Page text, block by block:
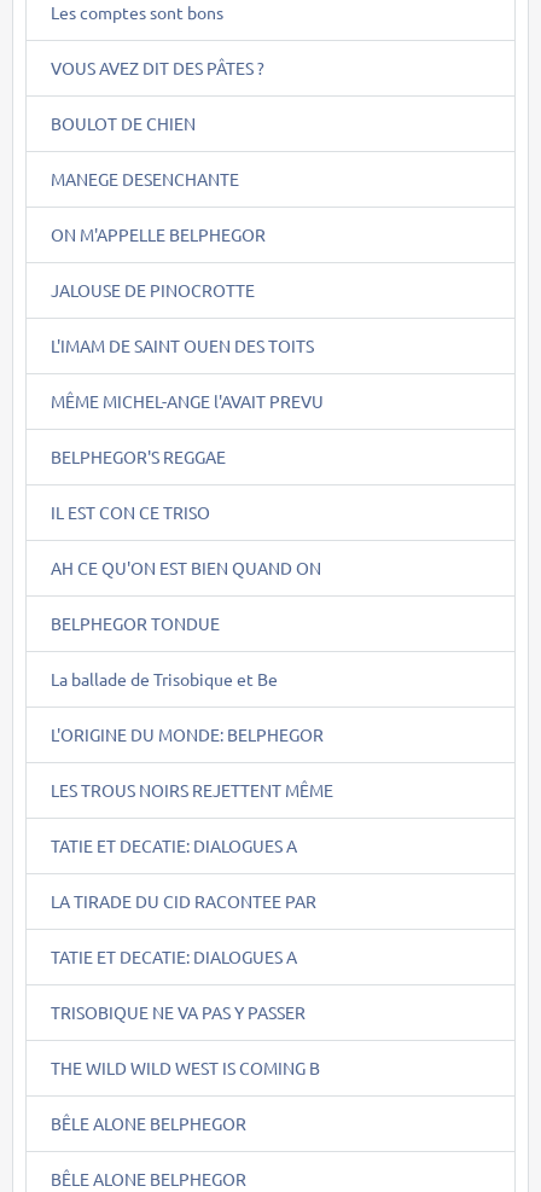
Les comptes sont bons
VOUS AVEZ DIT DES PÂTES ?
BOULOT DE CHIEN
MANEGE DESENCHANTE
ON M'APPELLE BELPHEGOR
JALOUSE DE PINOCROTTE
L'IMAM DE SAINT OUEN DES TOITS
MÊME MICHEL-ANGE l'AVAIT PREVU
BELPHEGOR'S REGGAE
IL EST CON CE TRISO
AH CE QU'ON EST BIEN QUAND ON
BELPHEGOR TONDUE
La ballade de Trisobique et Be
L'ORIGINE DU MONDE: BELPHEGOR
LES TROUS NOIRS REJETTENT MÊME
TATIE ET DECATIE: DIALOGUES A
LA TIRADE DU CID RACONTEE PAR
TATIE ET DECATIE: DIALOGUES A
TRISOBIQUE NE VA PAS Y PASSER
THE WILD WILD WEST IS COMING B
BÊLE ALONE BELPHEGOR
BÊLE ALONE BELPHEGOR